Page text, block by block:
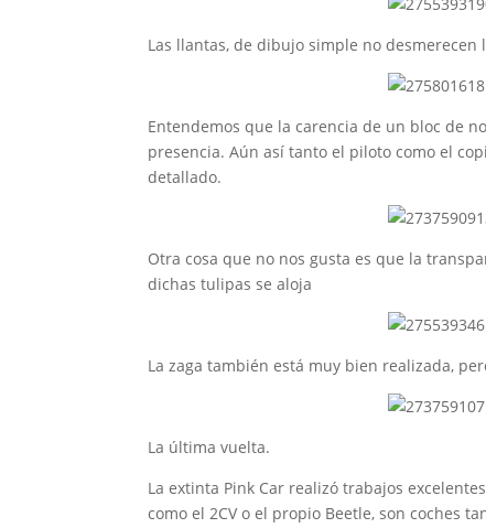
Las llantas, de dibujo simple no
Entendemos que la carencia de un bloc de
presencia. Aún así tanto el piloto como el
detallado.
Otra cosa que no nos gusta es que la
dichas tulipas se aloja
La zaga también está muy bien realizada,
La última vuelta.
La extinta Pink Car realizó trabajos
como el 2CV o el propio Beetle, son coches